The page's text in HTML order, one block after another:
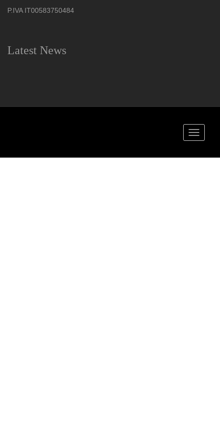
P.IVA IT00583750484
Latest News
Toggle